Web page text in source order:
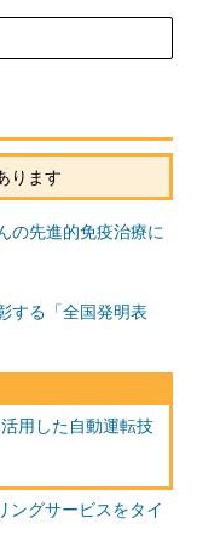
ります
の先進的免疫治療に
する「全国発明表
用した自動運転技
ングサービスをタイ